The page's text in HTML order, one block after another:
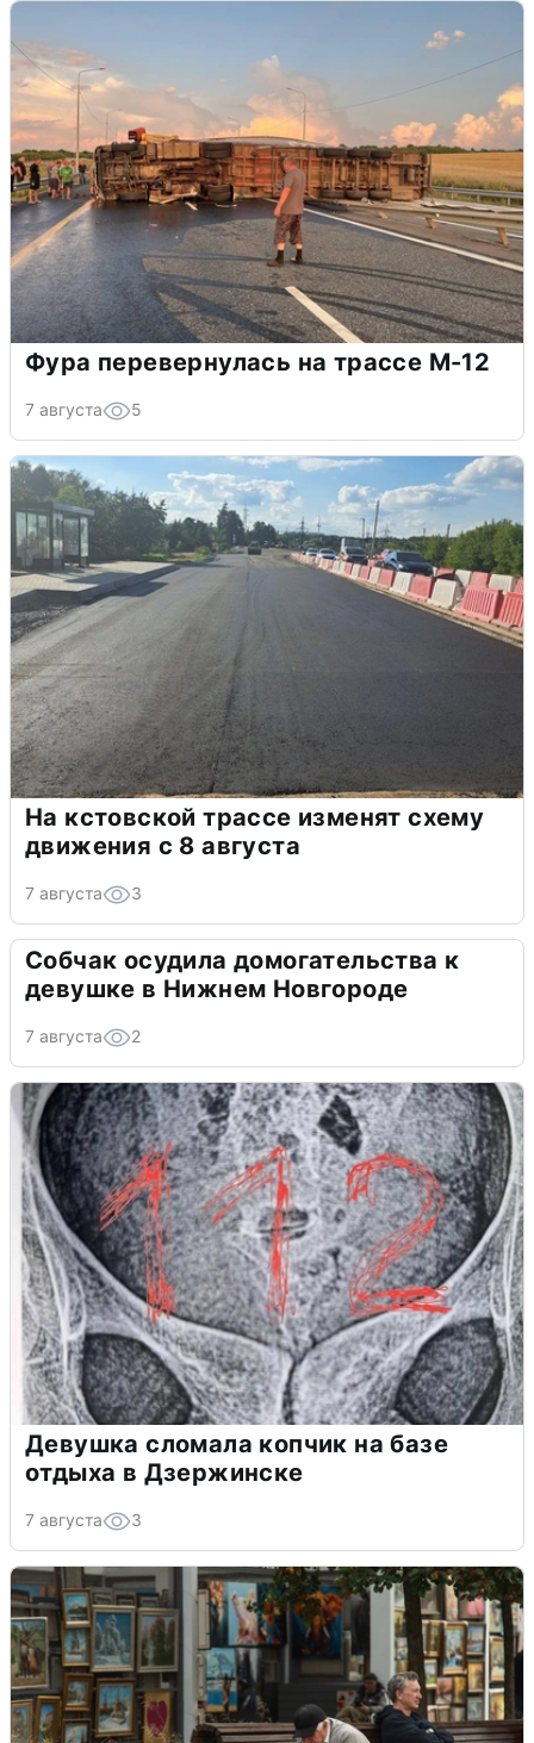
Фура перевернулась на трассе М-12
7 августа 5
На кстовской трассе изменят схему
движения с 8 августа
7 августа 3
Собчак осудила домогательства к
девушке в Нижнем Новгороде
7 августа 2
Девушка сломала копчик на базе
отдыха в Дзержинске
7 августа 3